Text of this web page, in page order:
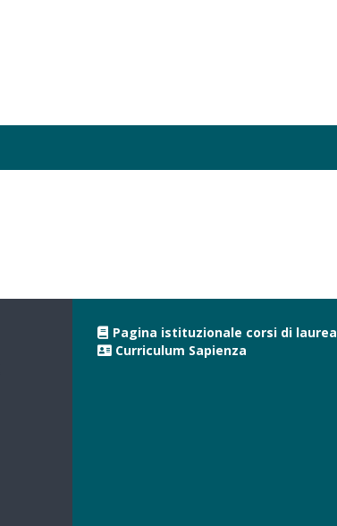
Pagina istituzionale corsi di laurea
Curriculum Sapienza